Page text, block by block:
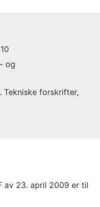
og
Tekniske forskrifter,
av 23. april 2009 er til